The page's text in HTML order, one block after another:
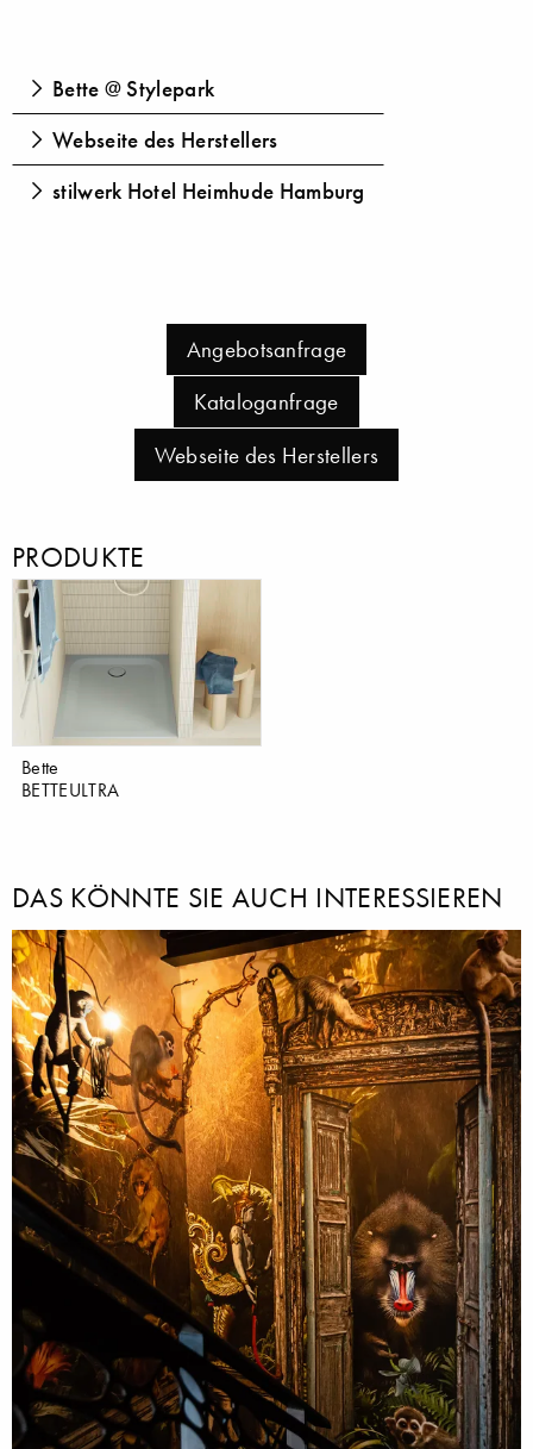
Bette @ Stylepark
Webseite des Herstellers
stilwerk Hotel Heimhude Hamburg
Angebotsanfrage
Kataloganfrage
Webseite des Herstellers
PRODUKTE
Bette
BETTEULTRA
DAS KÖNNTE SIE AUCH INTERESSIEREN